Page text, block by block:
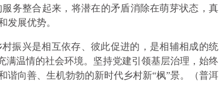
务整合起来，将潜在的矛盾消除在萌芽状态，真
发展优势。
振兴是相互依存、彼此促进的，是相辅相成的统
满温情的社会环境。坚持党建引领基层治理，始终
向善、生机勃勃的新时代乡村新“枫”景。（普洱